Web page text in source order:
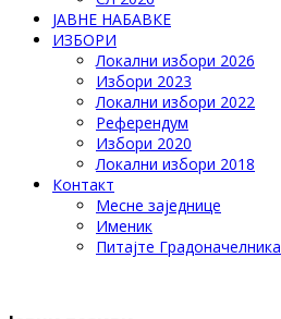
ЈАВНЕ НАБАВКЕ
ИЗБОРИ
Локални избори 2026
Избори 2023
Локални избори 2022
Референдум
Избори 2020
Локални избори 2018
Контакт
Месне заједнице
Именик
Питајте Градоначелника